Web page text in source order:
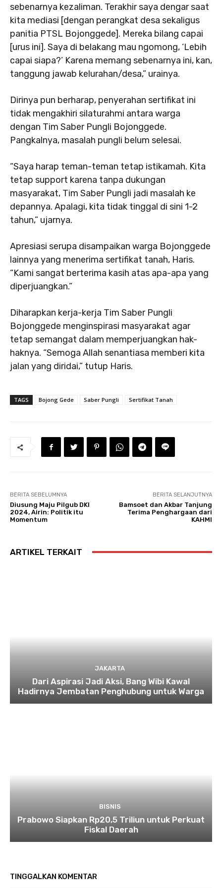
sebenarnya kezaliman. Terakhir saya dengar saat
kita mediasi [dengan perangkat desa sekaligus
panitia PTSL Bojonggede]. Mereka bilang capai
[urus ini]. Saya di belakang mau ngomong, ‘Lebih
capai siapa?’ Karena memang sebenarnya ini, kan,
tanggung jawab kelurahan/desa,” urainya.
Dirinya pun berharap, penyerahan sertifikat ini
tidak mengakhiri silaturahmi antara warga
dengan Tim Saber Pungli Bojonggede.
Pangkalnya, masalah pungli belum selesai.
“Saya harap teman-teman tetap istikamah. Kita
tetap support karena tanpa dukungan
masyarakat, Tim Saber Pungli jadi masalah ke
depannya. Apalagi, kita tidak tinggal di sini 1-2
tahun,” ujarnya.
Apresiasi serupa disampaikan warga Bojonggede
lainnya yang menerima sertifikat tanah, Haris.
“Kami sangat berterima kasih atas apa-apa yang
diperjuangkan.”
Diharapkan kerja-kerja Tim Saber Pungli
Bojonggede menginspirasi masyarakat agar
tetap semangat dalam memperjuangkan hak-
haknya. “Semoga Allah senantiasa memberi kita
jalan yang diridai,” tutup Haris.
TAGS Bojong Gede Saber Pungli Sertifikat Tanah
BERITA SEBELUMNYA
Diusung Maju Pilgub DKI
2024, Airin: Politik itu
Momentum
BERITA SELANJUTNYA
Bamsoet dan Akbar Tanjung
Terima Penghargaan dari
KAHMI
ARTIKEL TERKAIT
JAKARTA
Dari Aspirasi Jadi Aksi, Bang Wibi Kawal
Hadirnya Jembatan Penghubung untuk Warga
BISNIS
Prabowo Siapkan Rp20,5 Triliun untuk Perkuat
Fiskal Daerah
TINGGALKAN KOMENTAR